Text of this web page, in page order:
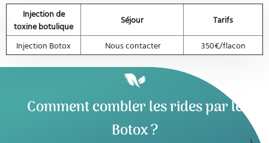
Injection de
toxine botulique
Séjour Tarifs
Injection Botox Nous contacter 350€/flacon
Comment combler les rides par le
Botox ?